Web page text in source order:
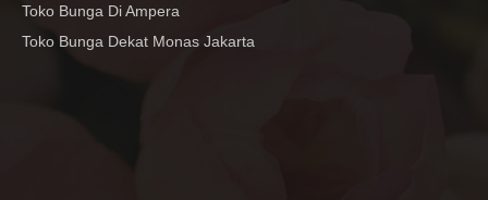
Toko Bunga Di Ampera
Toko Bunga Dekat Monas Jakarta